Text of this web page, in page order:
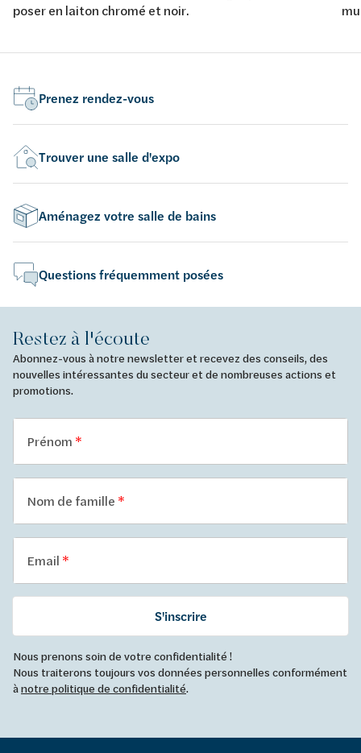
poser en laiton chromé et noir.
Prenez rendez-vous
Trouver une salle d'expo
Aménagez votre salle de bains
Questions fréquemment posées
Restez à l'écoute
Abonnez-vous à notre newsletter et recevez des conseils, des
nouvelles intéressantes du secteur et de nombreuses actions et
promotions.
Prénom
Nom de famille
Email
S'inscrire
Nous prenons soin de votre confidentialité !
Nous traiterons toujours vos données personnelles conformément
ànotre politique de confidentialité.